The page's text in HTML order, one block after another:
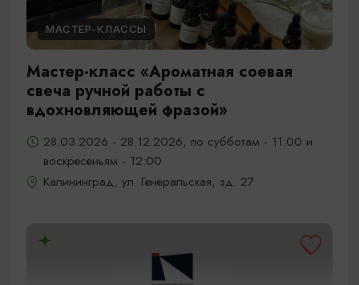
МАСТЕР-КЛАССЫ
Мастер-класс «Ароматная соевая
свеча ручной работы с
вдохновляющей фразой»
28.03.2026 - 28.12.2026, по субботам - 11:00 и
воскресеньям - 12:00
Калининград, ул. Генеральская, зд. 27